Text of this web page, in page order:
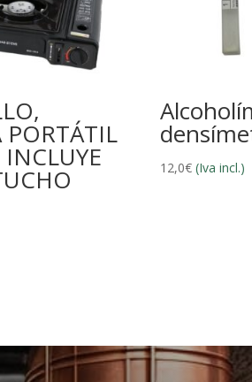
PORTÁTIL
INCLUYE 12,0€ (Iva incl.)